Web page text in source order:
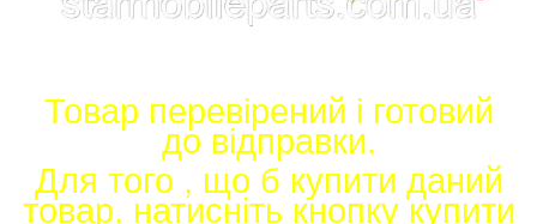
Товар перевірений і готовий
до відправки.
Для того , що б купити даний
товар, натисніть кнопку купити